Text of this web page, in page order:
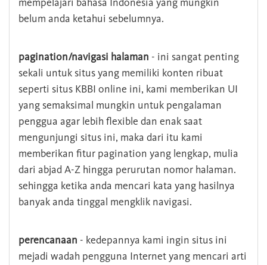
belum anda ketahui sebelumnya.
pagination/navigasi halaman - ini sangat penting
sekali untuk situs yang memiliki konten ribuat
seperti situs KBBI online ini, kami memberikan UI
yang semaksimal mungkin untuk pengalaman
penggua agar lebih flexible dan enak saat
mengunjungi situs ini, maka dari itu kami
memberikan fitur pagination yang lengkap, mulia
dari abjad A-Z hingga perurutan nomor halaman.
sehingga ketika anda mencari kata yang hasilnya
banyak anda tinggal mengklik navigasi.
perencanaan - kedepannya kami ingin situs ini
mejadi wadah pengguna Internet yang mencari arti